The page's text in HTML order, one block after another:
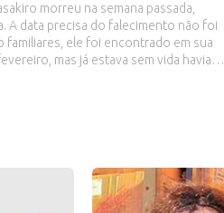
morreu na semana passada,
A data precisa do falecimento não foi
familiares, ele foi encontrado em sua
mas já estava sem vida havia…